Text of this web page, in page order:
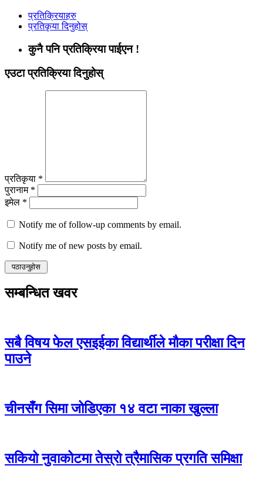
प्रतिक्रियाहरु
प्रतिकृया दिनुहोस्
कुनै पनि प्रतिक्रिया पाईएन !
एउटा प्रतिक्रिया दिनुहोस्
प्रतिकृया *
पुरानाम *
इमेल *
Notify me of follow-up comments by email.
Notify me of new posts by email.
सम्बन्धित खवर
सबै विषय फेल एसइईका विद्यार्थीले मौका परीक्षा दिन
पाउने
चीनसँग सिमा जोडिएका १४ वटा नाका खुल्ला
सकियो नुवाकोटमा तेस्रो त्रैमासिक प्रगति समिक्षा